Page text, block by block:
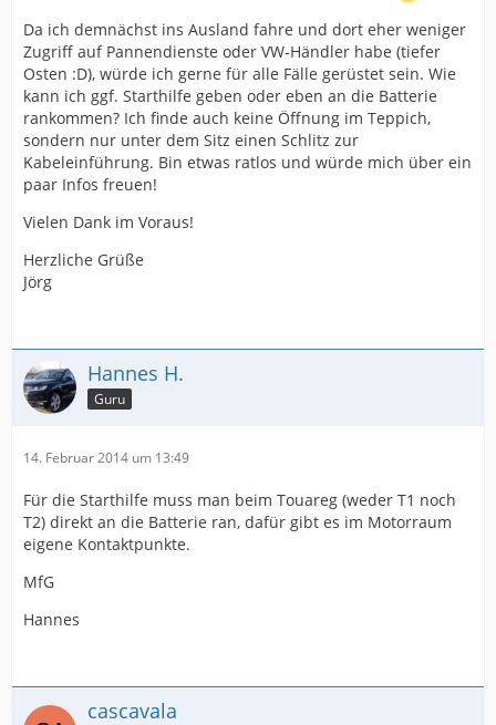
Da ich demnächst ins Ausland fahre und dort eher weniger
Zugriff auf Pannendienste oder VW-Händler habe (tiefer
Osten :D), würde ich gerne für alle Fälle gerüstet sein. Wie
kann ich ggf. Starthilfe geben oder eben an die Batterie
rankommen? Ich finde auch keine Öffnung im Teppich,
sondern nur unter dem Sitz einen Schlitz zur
Kabeleinführung. Bin etwas ratlos und würde mich über ein
paar Infos freuen!
Vielen Dank im Voraus!
Herzliche Grüße
Jörg
Hannes H.
Guru
14. Februar 2014 um 13:49
Für die Starthilfe muss man beim Touareg (weder T1 noch
T2) direkt an die Batterie ran, dafür gibt es im Motorraum
eigene Kontaktpunkte.
MfG
Hannes
cascavala